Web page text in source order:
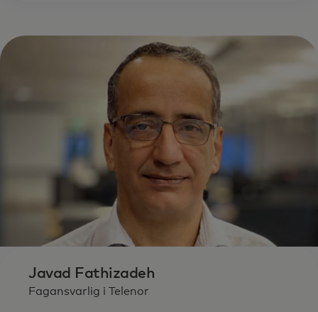
Javad Fathizadeh
Fagansvarlig i Telenor